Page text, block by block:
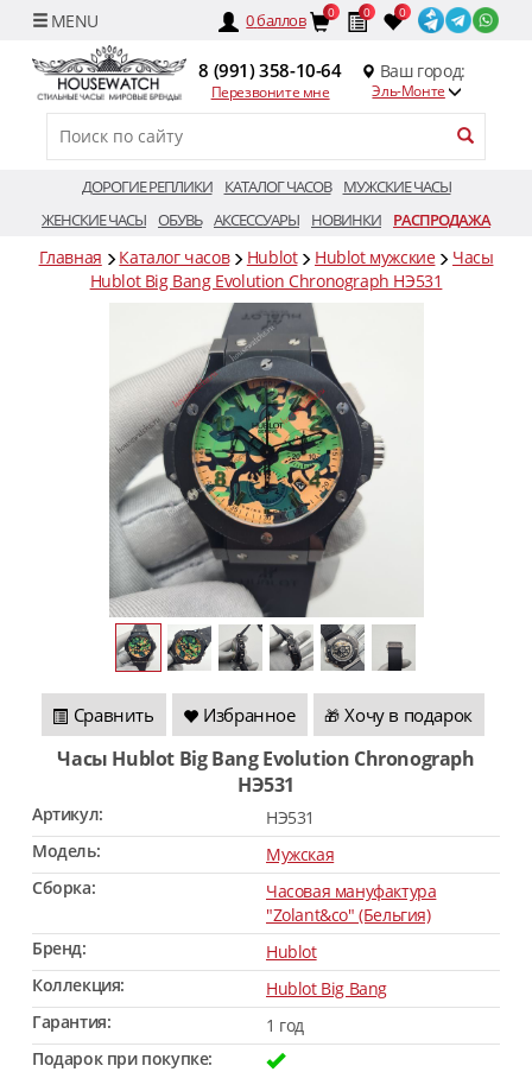
0баллов 0 0 0
8 (991) 358-10-64
Перезвоните мне
Ваш город:
Эль-Монте
ДОРОГИЕ РЕПЛИКИ КАТАЛОГ ЧАСОВ
МУЖСКИЕ ЧАСЫ
ЖЕНСКИЕ ЧАСЫ ОБУВЬ АКСЕССУАРЫ НОВИНКИ РАСПРОДАЖА
Главная Каталог часов Hublot Hublot мужские
Часы
Hublot Big Bang Evolution Chronograph HЭ531
Сравнить Избранное 🎁 Хочу в подарок
Часы Hublot Big Bang Evolution Chronograph
HЭ531
Артикул:
HЭ531
Модель:
Мужская
Сборка:
Часовая мануфактура
"Zolant&co" (Бельгия)
Бренд:
Hublot
Коллекция:
Hublot Big Bang
Гарантия:
1 год
Подарок при покупке: